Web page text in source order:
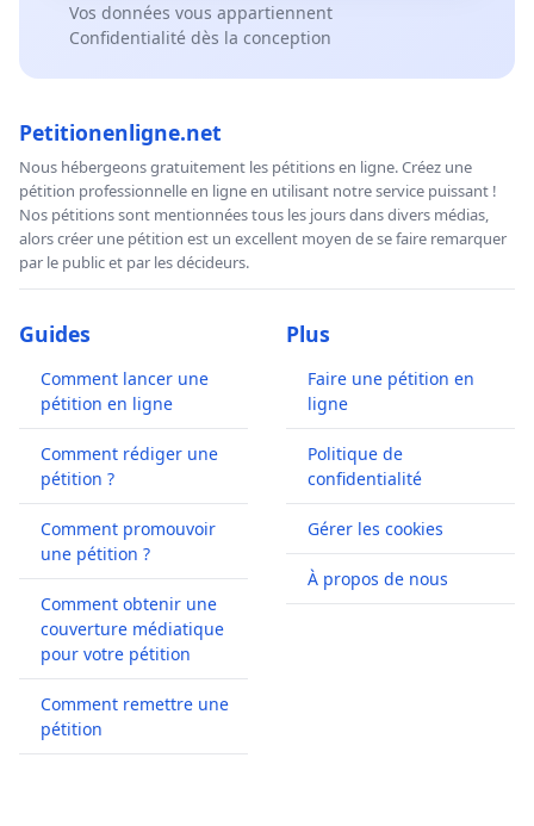
Vos données vous appartiennent
Confidentialité dès la conception
Petitionenligne.net
Nous hébergeons gratuitement les pétitions en ligne. Créez une
pétition professionnelle en ligne en utilisant notre service puissant !
Nos pétitions sont mentionnées tous les jours dans divers médias,
alors créer une pétition est un excellent moyen de se faire remarquer
par le public et par les décideurs.
Guides
Comment lancer une
pétition en ligne
Comment rédiger une
pétition ?
Comment promouvoir
une pétition ?
Comment obtenir une
couverture médiatique
pour votre pétition
Comment remettre une
pétition
Plus
Faire une pétition en
ligne
Politique de
confidentialité
Gérer les cookies
À propos de nous